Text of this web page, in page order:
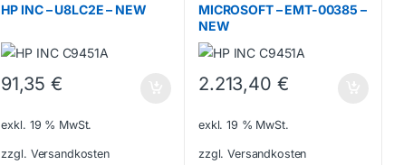
HP INC – U8LC2E – NEW
91,35 €
exkl. 19 % MwSt.
zzgl. Versandkosten
MICROSOFT – EMT-00385 –
NEW
2.213,40 €
exkl. 19 % MwSt.
zzgl. Versandkosten